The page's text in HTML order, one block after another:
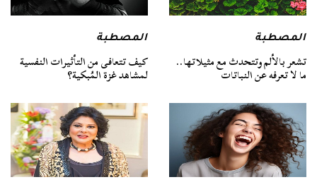
المصطبة
تشعر بالألم وتتحدث مع مثيلاتها..
ما لا تعرفه عن النباتات
المصطبة
كيف تتعافى من التأثيرات النفسية
لمشاهد غزة المُبكية؟